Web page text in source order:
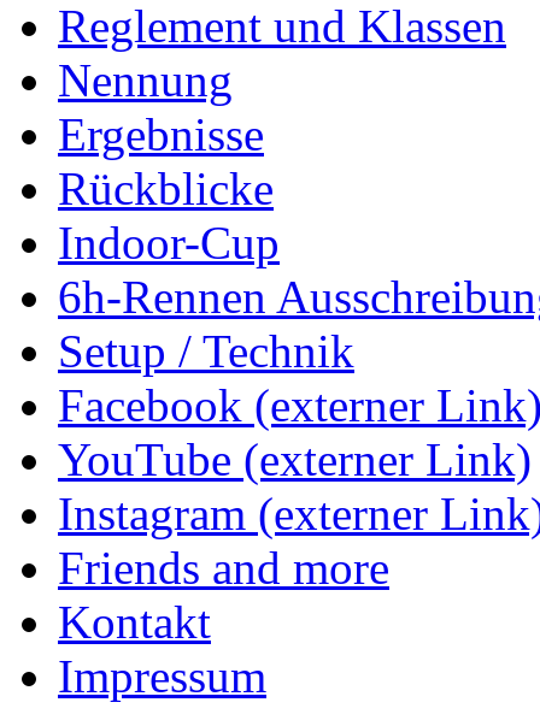
Reglement und Klassen
Nennung
Ergebnisse
Rückblicke
Indoor-Cup
6h-Rennen
Setup / Technik
Facebook (externer
YouTube (externer Link)
Instagram (externer
Friends and more
Kontakt
Impressum